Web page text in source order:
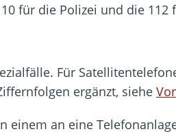
für die Polizei und die 112
Für
ergänzt, siehe
einem an eine